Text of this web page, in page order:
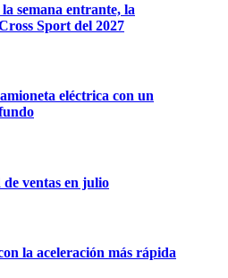
semana entrante, la
Sport del 2027
eléctrica con un
ventas en julio
la aceleración más rápida